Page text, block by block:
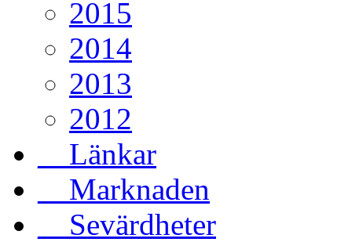
2015
2014
2013
2012
__Länkar
__Marknaden
__Sevärdheter